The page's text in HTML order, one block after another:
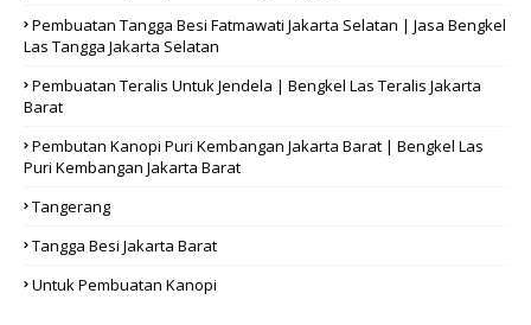
Pembuatan Tangga Besi Fatmawati Jakarta Selatan | Jasa Bengkel
Las Tangga Jakarta Selatan
Pembuatan Teralis Untuk Jendela | Bengkel Las Teralis Jakarta
Barat
Pembutan Kanopi Puri Kembangan Jakarta Barat | Bengkel Las
Puri Kembangan Jakarta Barat
Tangerang
Tangga Besi Jakarta Barat
Untuk Pembuatan Kanopi